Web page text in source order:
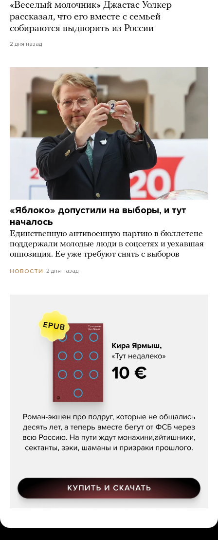
«Веселый молочник» Джастас Уолкер
рассказал, что его вместе с семьей
собираются выдворить из России
2 дня назад
«Яблоко» допустили на выборы, и тут
началось
Единственную антивоенную партию в бюллетене
поддержали молодые люди в соцсетях и уехавшая
оппозиция. Ее уже требуют снять с выборов
НОВОСТИ 2 дня назад
Кира Ярмыш, «Тут недалеко»